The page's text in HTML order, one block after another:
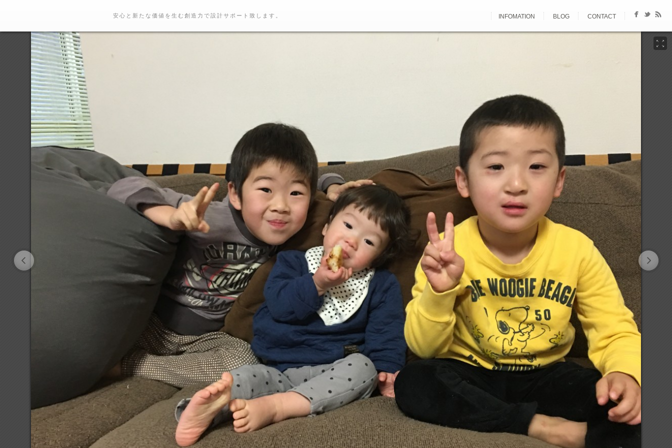
安心と新たな価値を生む創造力で設計サポート致します。 INFOMATION BLOG CONTACT